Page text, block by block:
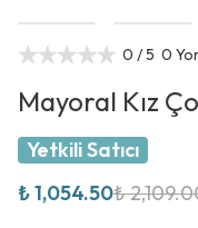
0 / 5 0
Mayoral Kız
Yetkili Satıcı
₺ 1,054.50₺